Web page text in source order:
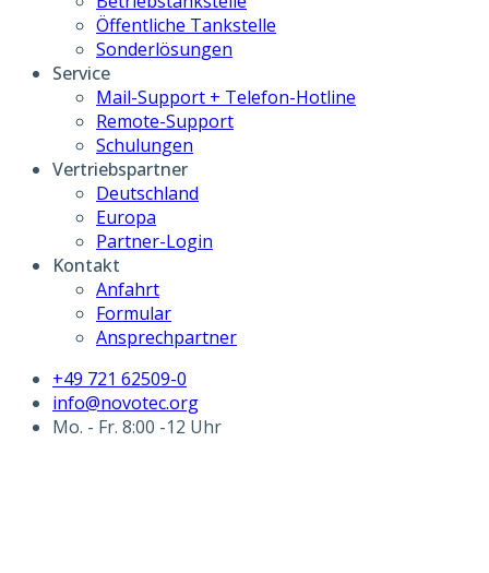
Öffentliche Tankstelle
Sonderlösungen
Service
Mail-Support + Telefon-Hotline
Remote-Support
Schulungen
Vertriebspartner
Deutschland
Europa
Partner-Login
Kontakt
Anfahrt
Formular
Ansprechpartner
+49 721 62509-0
info@novotec.org
Mo. - Fr. 8:00 -12 Uhr